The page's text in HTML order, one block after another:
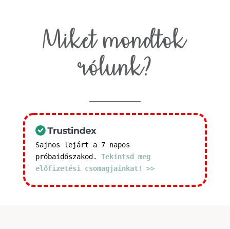
Miket mondtok
rólunk?
Sajnos lejárt a 7 napos
próbaidőszakod. Tekintsd meg
előfizetési csomagjainkat! >>